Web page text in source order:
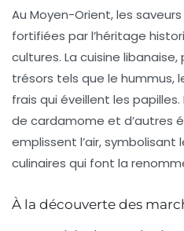
Au Moyen-Orient, les saveurs
fortifiées par l’héritage
cultures. La cuisine
trésors tels que le hummus,
frais qui éveillent les
de cardamome et d’autres
emplissent l’air,
culinaires qui font la
À la découverte des